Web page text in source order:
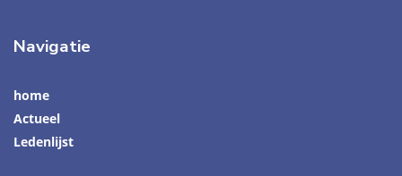
Navigatie
home
Actueel
Ledenlijst